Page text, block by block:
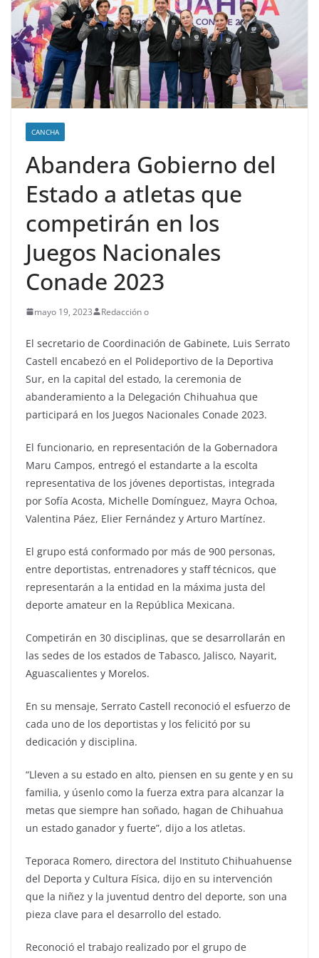
CANCHA
Abandera Gobierno del
Estado a atletas que
competirán en los
Juegos Nacionales
Conade 2023
mayo 19, 2023 Redacción o
El secretario de Coordinación de Gabinete, Luis Serrato
Castell encabezó en el Polideportivo de la Deportiva
Sur, en la capital del estado, la ceremonia de
abanderamiento a la Delegación Chihuahua que
participará en los Juegos Nacionales Conade 2023.
El funcionario, en representación de la Gobernadora
Maru Campos, entregó el estandarte a la escolta
representativa de los jóvenes deportistas, integrada
por Sofía Acosta, Michelle Domínguez, Mayra Ochoa,
Valentina Páez, Elier Fernández y Arturo Martínez.
El grupo está conformado por más de 900 personas,
entre deportistas, entrenadores y staff técnicos, que
representarán a la entidad en la máxima justa del
deporte amateur en la República Mexicana.
Competirán en 30 disciplinas, que se desarrollarán en
las sedes de los estados de Tabasco, Jalisco, Nayarit,
Aguascalientes y Morelos.
En su mensaje, Serrato Castell reconoció el esfuerzo de
cada uno de los deportistas y los felicitó por su
dedicación y disciplina.
“Lleven a su estado en alto, piensen en su gente y en su
familia, y úsenlo como la fuerza extra para alcanzar la
metas que siempre han soñado, hagan de Chihuahua
un estado ganador y fuerte”, dijo a los atletas.
Teporaca Romero, directora del Instituto Chihuahuense
del Deporta y Cultura Física, dijo en su intervención
que la niñez y la juventud dentro del deporte, son una
pieza clave para el desarrollo del estado.
Reconoció el trabajo realizado por el grupo de